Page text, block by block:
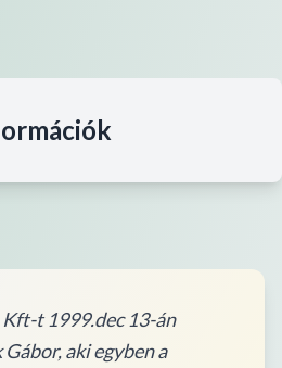
t 1999.dec 13-án
aki egyben a